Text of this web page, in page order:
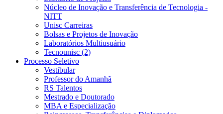
Núcleo de Inovação e Transferência de Tecnologia -
NITT
Unisc Carreiras
Bolsas e Projetos de Inovação
Laboratórios Multiusuário
Tecnounisc (2)
Processo Seletivo
Vestibular
Professor do Amanhã
RS Talentos
Mestrado e Doutorado
MBA e Especialização